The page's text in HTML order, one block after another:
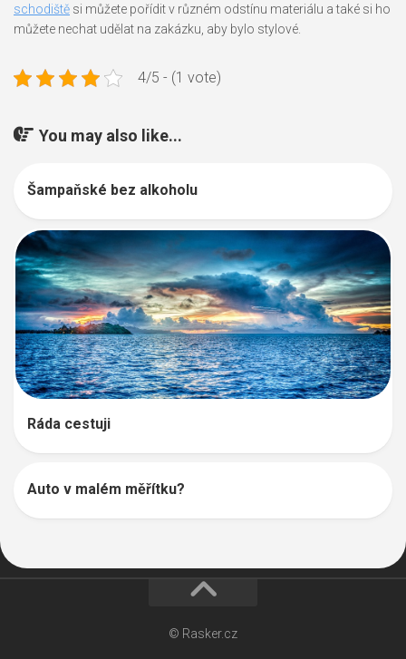
schodiště si můžete pořídit v různém odstínu materiálu a také si ho
můžete nechat udělat na zakázku, aby bylo stylové.
4/5 - (1 vote)
You may also like...
Šampaňské bez alkoholu
Ráda cestuji
Auto v malém měřítku?
© Rasker.cz